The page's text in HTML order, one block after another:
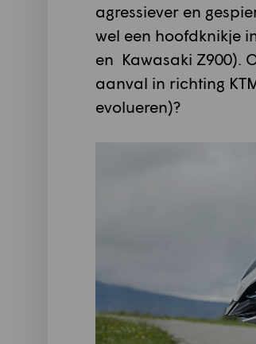
agressiever en
wel een hoofdknikje
en Kawasaki Z900).
aanval in richting
evolueren)?